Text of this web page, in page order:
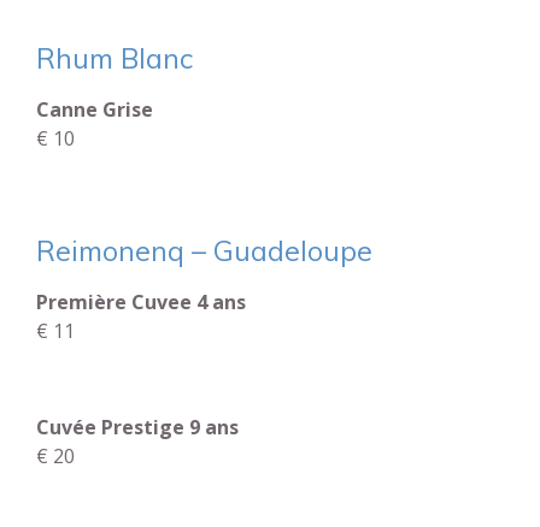
Rhum Blanc
Canne Grise
€ 10
Reimonenq – Guadeloupe
Première Cuvee 4 ans
€ 11
Cuvée Prestige 9 ans
€ 20